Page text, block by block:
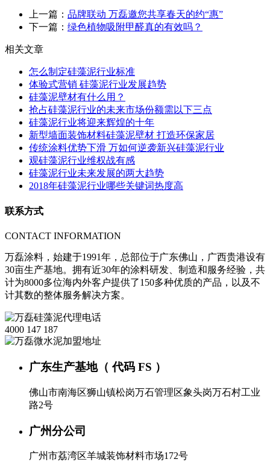
上一篇： 品牌联动 万磊邀您共享春天的约“惠”
下一篇： 绿色植物吸附甲醛真的有效吗？
相关文章
怎么制定硅藻泥行业标准
体验式营销 硅藻泥行业发展趋势
硅藻泥壁材有什么用？
抢占硅藻泥行业的未来市场份额需以下三点
硅藻泥行业将迎来辉煌的十年
新型墙面装饰材料硅藻泥壁材 打造环保家居
传统涂料优势下滑 万如何逆袭新兴硅藻泥行业
观硅藻泥行业维权战有感
硅藻泥行业未来发展的两大趋势
2018年硅藻泥行业哪些关键词热度高
联系方式
CONTACT INFORMATION
万磊涂料，始建于1991年，总部位于广东佛山，广西贵港设有
30亩生产基地。拥有近30年的涂料研发、制造和服务经验，共
计为8000多位海内外客户提供了150多种优质的产品，以及不
计其数的整体服务解决方案。
4000 147 187
广东生产基地（ 代码 FS ）
佛山市南海区狮山镇松岗万石管理区象头岗万石村工业
路2号
广州分公司
广州市荔湾区羊城装饰材料市场172号